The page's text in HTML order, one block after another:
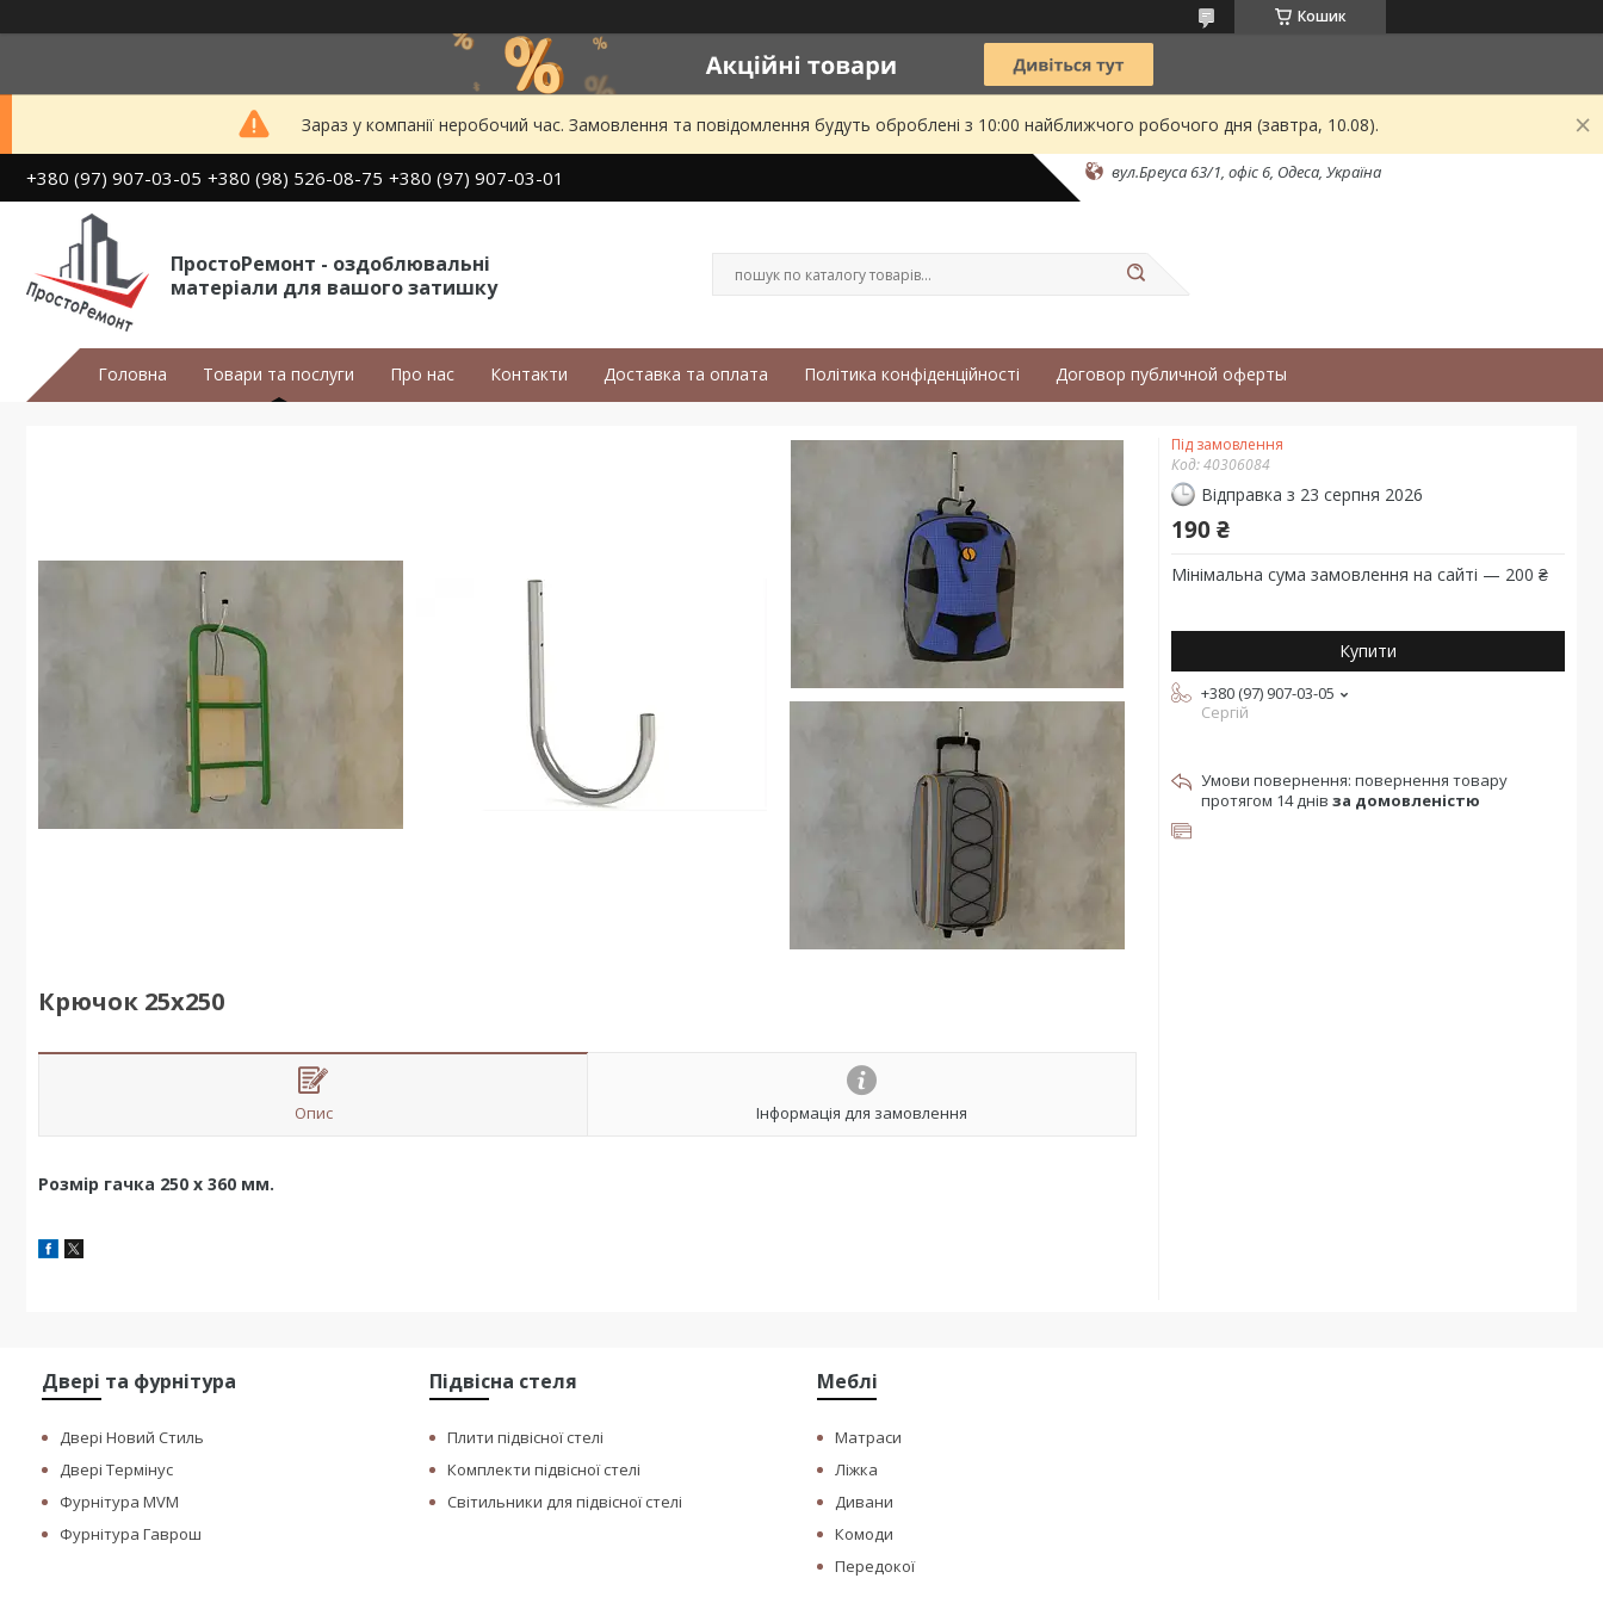
Кошик
Зараз у компанії неробочий час. Замовлення та повідомлення будуть оброблені з 10:00 найближчого робочого дня (завтра, 10.08).
+380 (97) 907-03-05 +380 (98) 526-08-75 +380 (97) 907-03-01 вул.Бреуса 63/1, офіс 6, Одеса, Україна
ПростоРемонт - оздоблювальні
матеріали для вашого затишку
Головна Товари та послуги Про нас Контакти Доставка та оплата Політика конфіденційності Договор публичной оферты
Крючок 25х250
Опис Інформація для замовлення
Розмір гачка 250 х 360 мм.
Під замовлення
Код:40306084
Відправка з 23 серпня 2026
190 ₴
Мінімальна сума замовлення на сайті — 200 ₴
Купити
+380 (97) 907-03-05
Сергій
повернення товару
протягом 14 днів за домовленістю
Двері та фурнітура
Двері Новий Стиль
Двері Термінус
Фурнітура MVM
Фурнітура Гаврош
Підвісна стеля
Плити підвісної стелі
Комплекти підвісної стелі
Світильники для підвісної стелі
Меблі
Матраси
Ліжка
Дивани
Комоди
Передокої